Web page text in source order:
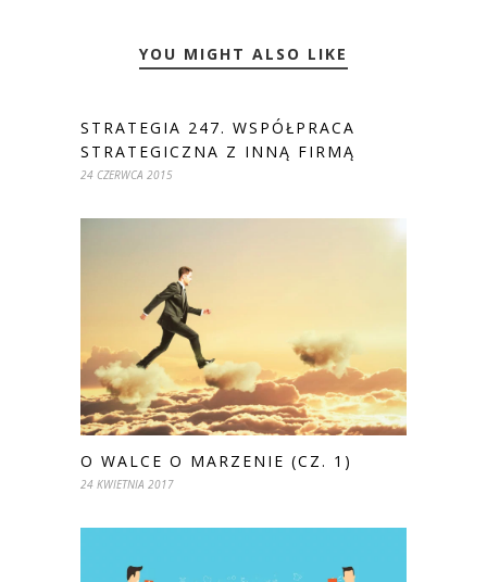
YOU MIGHT ALSO LIKE
STRATEGIA 247. WSPÓŁPRACA
STRATEGICZNA Z INNĄ FIRMĄ
24 CZERWCA 2015
O WALCE O MARZENIE (CZ. 1)
24 KWIETNIA 2017